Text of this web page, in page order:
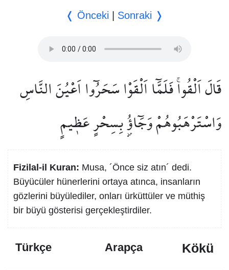
❬ Önceki Sonraki ❭
قَالَ اَلْقُواۚ فَلَمَّٓا اَلْقَوْا سَحَرُٓوا اَعْيُنَ النَّاسِ
وَاسْتَرْهَبُوهُمْ وَجَٓاؤُ۫ بِسِحْرٍ عَظ۪يمٍ
Fizilal-il Kuran: Musa, ´Önce siz atın´ dedi.
Büyücüler hünerlerini ortaya atınca, insanların
gözlerini büyülediler, onları ürküttüler ve müthiş
bir büyü gösterisi gerçekleştirdiler.
Türkçe Arapça Kökü